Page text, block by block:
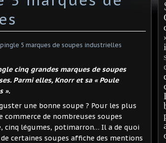
cinq grandes marques de soupes
Parmi elles, Knorr et sa « Poule
».
une bonne soupe ? Pour les plus
commerce de nombreuses soupes
légumes, potimarron… Il a de quoi
certaines soupes affiche des mentions